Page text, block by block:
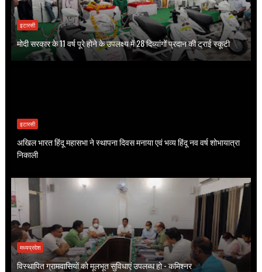
इटारसी
मोदी सरकार के 11 वर्ष पूरे होने के उपलक्ष्य में 28 दिव्यांगों प्रदान की ट्राई स्कूटी
इटारसी
अखिल भारत हिंदू महासभा ने स्थापना दिवस मनाया एवं भव्य हिंदू नव वर्ष शोभायात्रा
निकाली
मध्यप्रदेश
विस्थापित ग्रामवासियों को मूलभूत सुविधाएं उपलब्ध हो - कमिश्नर